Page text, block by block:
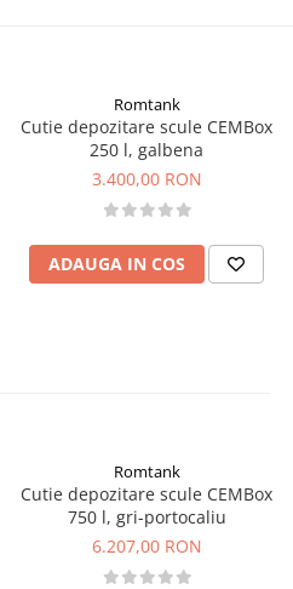
Romtank
Cutie depozitare scule CEMBox
250 l, galbena
3.400,00 RON
ADAUGA IN COS
Romtank
Cutie depozitare scule CEMBox
750 l, gri-portocaliu
6.207,00 RON